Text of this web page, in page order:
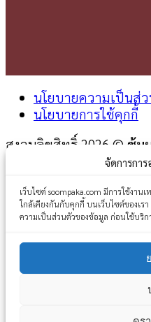
จัดการกา
เว็บไซต์ soompaka.com มีการใช้งา
ใกล้เคียงกันกับคุกกี้ บนเว็บไซต์ของเร
ความเป็นส่วนตัวของข้อมูล ก่อนใช้บริก
นโยบายความเป็นส่
นโยบายการใช้คุกกี้
สงวนลิขสิทธิ์ 2026 © ซุ้ม
Login
Username or email
Password*
Remember me